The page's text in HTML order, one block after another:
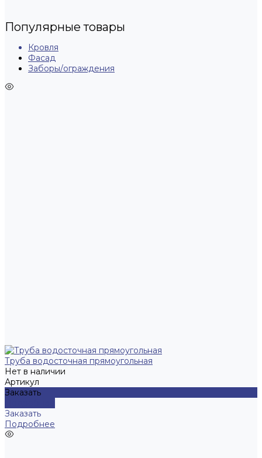
Популярные товары
Кровля
Фасад
Заборы/ограждения
Труба водосточная прямоугольная
Нет в наличии
Артикул
Заказать
Заказать
Подробнее